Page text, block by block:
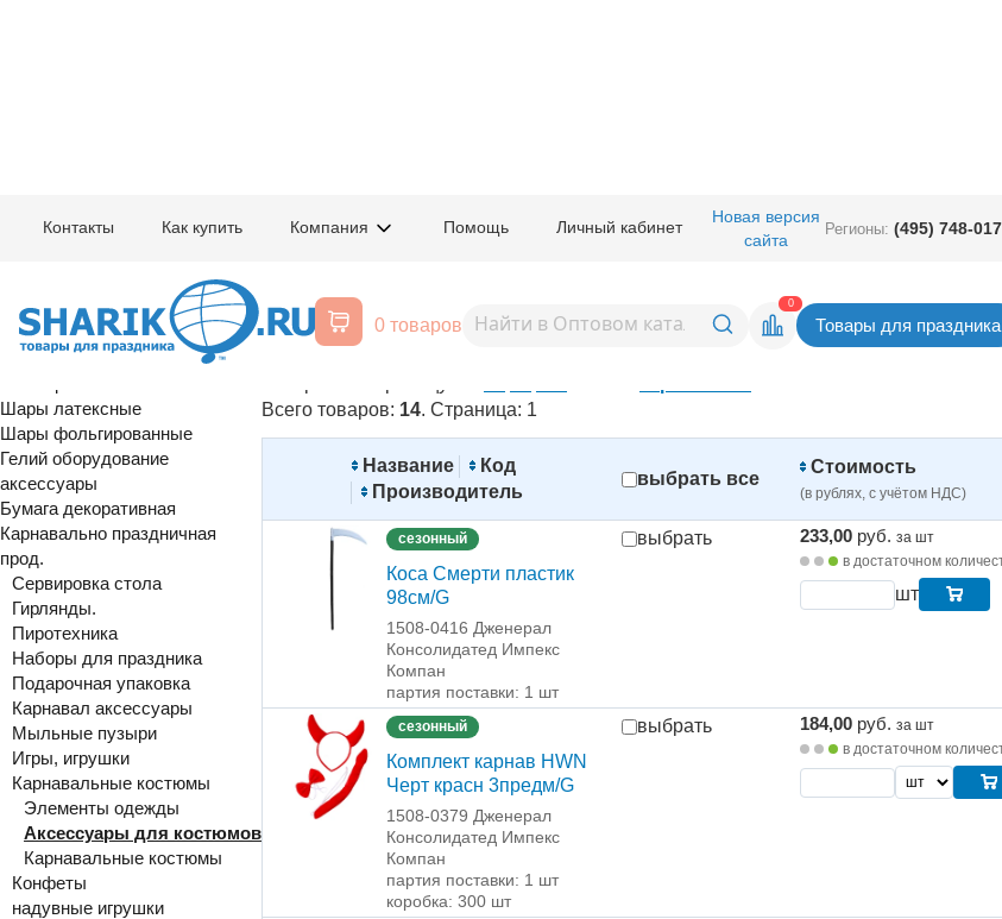
Контакты Как купить Компания Помощь Личный кабинет
Новая версия
сайта
Регионы: (495) 748-
0 товаров
0
Товары для праздника
Аксессуары для костюмов
Воздушные шары, все для
праздника
Шары латексные
Шары фольгированные
Гелий оборудование
аксессуары
Бумага декоративная
Карнавально праздничная
прод.
Сервировка стола
Гирлянды.
Пиротехника
Наборы для праздника
Подарочная упаковка
Карнавал аксессуары
Мыльные пузыри
Игры, игрушки
Карнавальные костюмы
Элементы одежды
Аксессуары для костюмов
Карнавальные костюмы
Конфеты
надувные игрушки
Отключить изображения
Всего товаров: 14. Страница: 1
Название
Код
Производитель
выбрать все
Стоимость
(в рублях, с учётом НДС)
сезонный
Коса Смерти пластик
98см/G
1508-0416 Дженерал
Консолидатед Импекс
Компан
партия поставки: 1 шт
выбрать 233,00 руб. за шт
в достаточном
шт
сезонный
Комплект карнав HWN
Черт красн 3предм/G
1508-0379 Дженерал
Консолидатед Импекс
Компан
партия поставки: 1 шт
коробка: 300 шт
выбрать 184,00 руб. за шт
в достаточном